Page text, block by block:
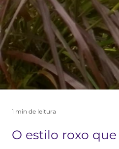
O estilo roxo
1 min de leitura